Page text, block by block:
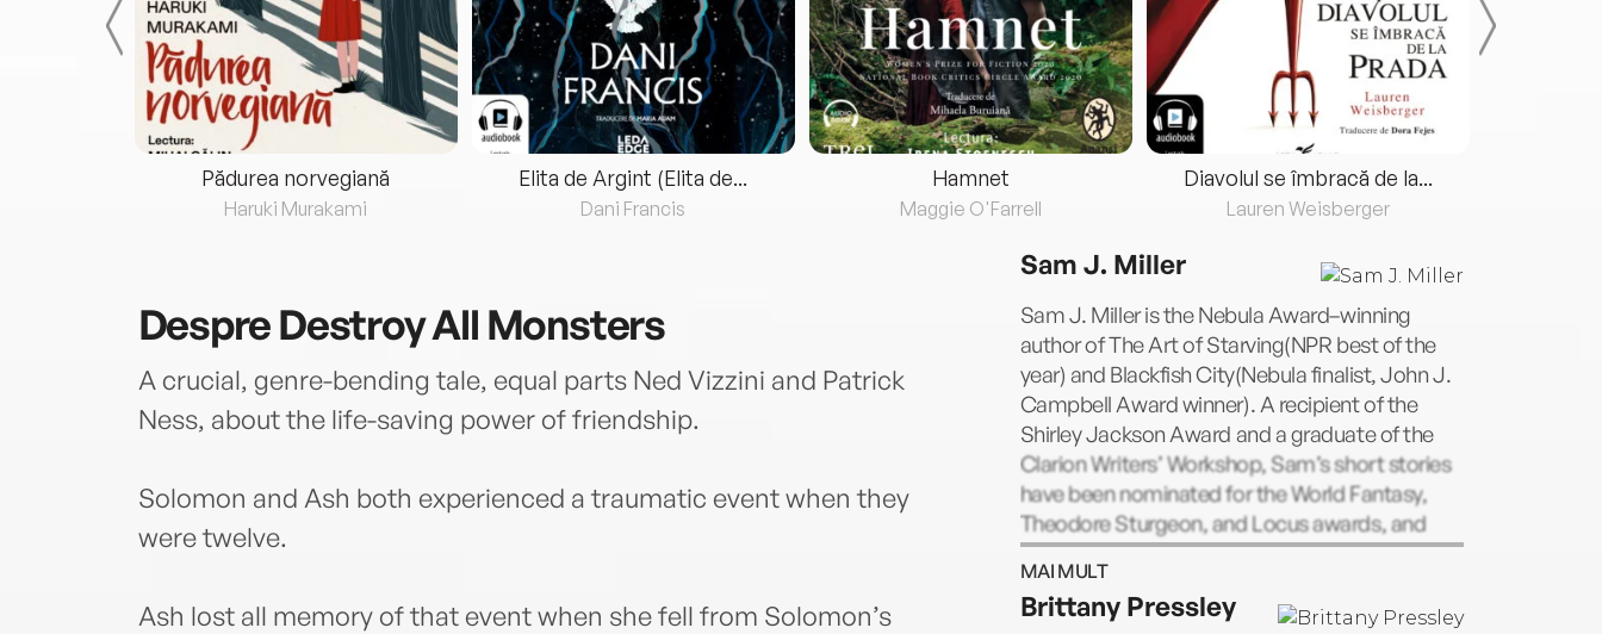
Pădurea norvegiană
Haruki Murakami
Elita de Argint (Elita de...
Dani Francis
Hamnet
Maggie O'Farrell
Diavolul se îmbracă de la...
Lauren Weisberger
DespreDestroy All Monsters
A crucial, genre-bending tale, equal parts Ned Vizzini and Patrick
Ness, about the life-saving power of friendship.
Solomon and Ash both experienced a traumatic event when they
were twelve.
Ash lost all memory of that event when she fell from Solomon’s
Sam J. Miller
Sam J. Miller is the Nebula Award–winning
author of The Art of Starving(NPR best of the
year) and Blackfish City(Nebula finalist, John J.
Campbell Award winner). A recipient of the
Shirley Jackson Award and a graduate of the
Clarion Writers’ Workshop, Sam’s short stories
have been nominated for the World Fantasy,
Theodore Sturgeon, and Locus awards, and
reprinted in dozens of anthologies. He lives in
New York City.
MAI MULT
Brittany Pressley